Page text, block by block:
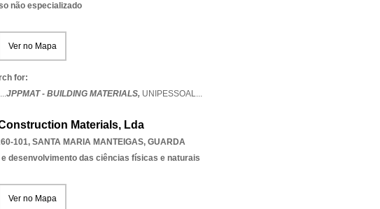
não especializado
Ver no Mapa
for:
JPPMAT - BUILDING MATERIALS, UNIPESSOAL...
Materials, Lda
101, SANTA MARIA MANTEIGAS, GUARDA
desenvolvimento das ciências físicas e naturais
Ver no Mapa